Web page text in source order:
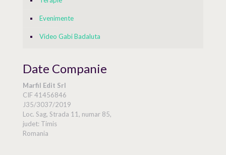
Evenimente
Video Gabi Badaluta
Date Companie
Marfil Edit Srl
CIF 41456846
J35/3037/2019
Loc. Sag, Strada 11, numar 85,
judet: Timis
Romania